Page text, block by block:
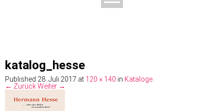
katalog_hesse
Published 28. Juli 2017 at 120 × 140 in Kataloge.
← ZurückWeiter →